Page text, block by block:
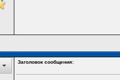
Заголовок сообщения: